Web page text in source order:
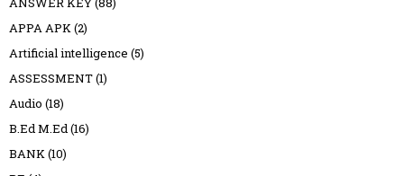
APPA APK(2)
Artificial intelligence (5)
ASSESSMENT(1)
Audio (18)
B.Ed M.Ed(16)
BANK(10)